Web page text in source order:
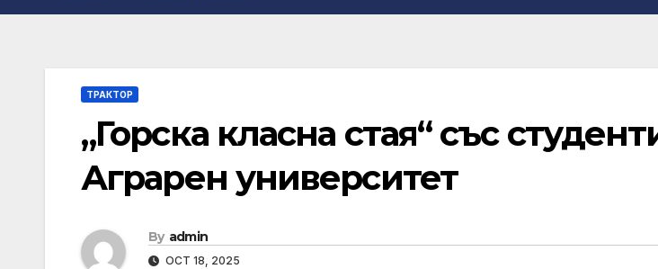
ТРАКТОР
„Горска класна стая“ със
Аграрен университет
By admin
OCT 18, 2025